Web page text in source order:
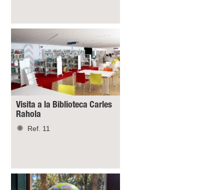
Visita a la Biblioteca Carles
Rahola
Ref. 11